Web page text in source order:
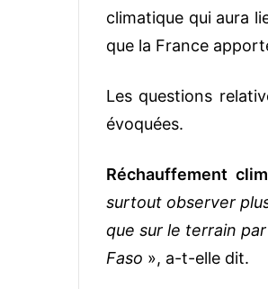
climatique qui aura
que la France
Les questions
évoquées.
Réchauffement
surtout observer
que sur le terrain
Faso », a-t-elle dit.